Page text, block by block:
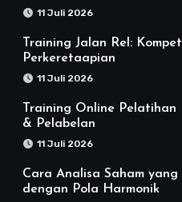
11 Juli 2026
Training Jalan Rel:
Perkeretaapian
11 Juli 2026
Training Online Pelatihan
& Pelabelan
11 Juli 2026
Cara Analisa Saham
dengan Pola Harmonik